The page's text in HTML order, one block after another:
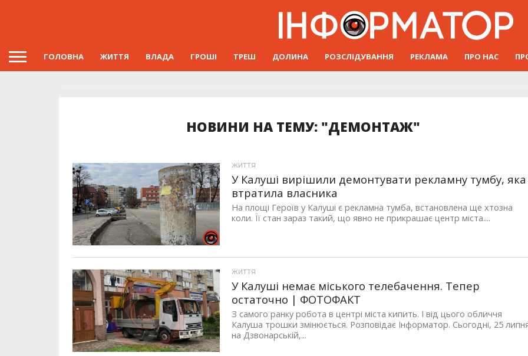
ГОЛОВНА ЖИТТЯ ВЛАДА ГРОШІ ТРЕШ ДОЛИНА РОЗСЛІДУВАННЯ РЕКЛАМА ПРО НАС
НОВИНИ НА ТЕМУ: "ДЕМОНТАЖ"
ЖИТТЯ
У Калуші вирішили демонтувати рекламну тумбу, яка
втратила власника
На площі Героїв у Калуші є рекламна тумба, встановлена ще хтозна
коли. Її стан зараз такий, що явно не прикрашає центр міста....
ЖИТТЯ
У Калуші немає міського телебачення. Тепер
остаточно | ФОТОФАКТ
З самого ранку робота в центрі міста кипить. І від цього обличчя
Калуша трошки змінюється. Розповідає Інформатор. Сьогодні, 25
на Дзвонарській,...